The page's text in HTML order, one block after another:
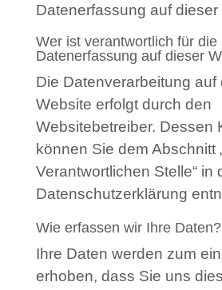
Datenerfassung auf dieser
Wer ist verantwortlich für die
Datenerfassung auf dieser
Die Datenverarbeitung auf
Website erfolgt durch den
Websitebetreiber. Dessen
können Sie dem Abschnitt
Verantwortlichen Stelle“ in
Datenschutzerklärung
Wie erfassen wir Ihre Daten?
Ihre Daten werden zum
erhoben, dass Sie uns